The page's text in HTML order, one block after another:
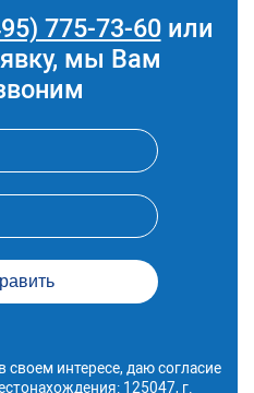
775-73-60или
мы Вам
своем интересе, даю согласие
125047, г.